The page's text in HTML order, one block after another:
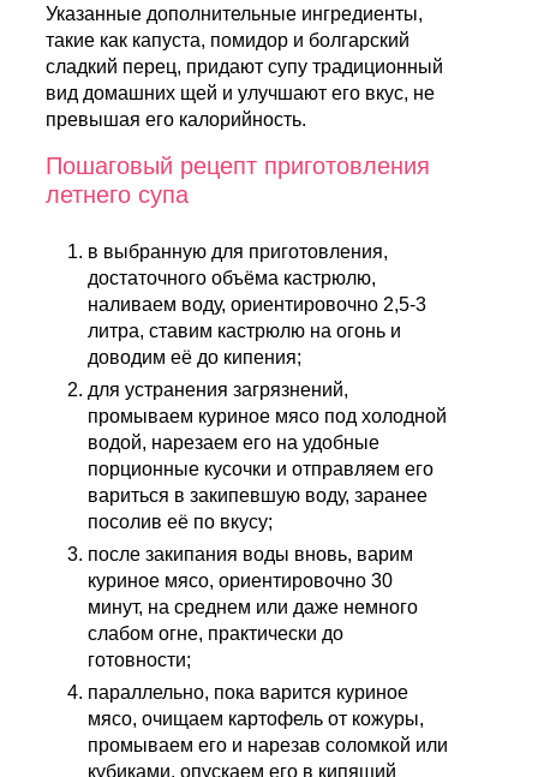
Указанные дополнительные ингредиенты,
такие как капуста, помидор и болгарский
сладкий перец, придают супу традиционный
вид домашних щей и улучшают его вкус, не
превышая его калорийность.
Пошаговый рецепт приготовления
летнего супа
в выбранную для приготовления,
достаточного объёма кастрюлю,
наливаем воду, ориентировочно 2,5-3
литра, ставим кастрюлю на огонь и
доводим её до кипения;
для устранения загрязнений,
промываем куриное мясо под холодной
водой, нарезаем его на удобные
порционные кусочки и отправляем его
вариться в закипевшую воду, заранее
посолив её по вкусу;
после закипания воды вновь, варим
куриное мясо, ориентировочно 30
минут, на среднем или даже немного
слабом огне, практически до
готовности;
параллельно, пока варится куриное
мясо, очищаем картофель от кожуры,
промываем его и нарезав соломкой или
кубиками, опускаем его в кипящий